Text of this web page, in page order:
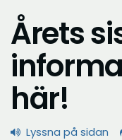
Årets
här!
Lyssna på sidan